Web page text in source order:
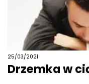
25/03/2021
Drzemka w